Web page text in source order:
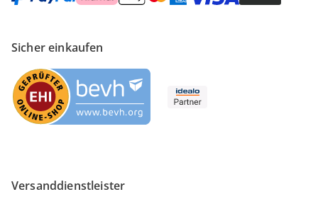
Sicher einkaufen
Versanddienstleister